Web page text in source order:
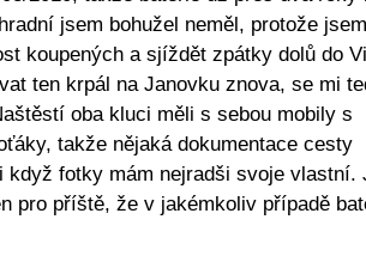
jsem bohužel neměl, protože jsem
koupených a sjíždět zpátky dolů do
ten krpál na Janovku znova, se mi
oba kluci měli s sebou mobily s
takže nějaká dokumentace cesty
když fotky mám nejradši svoje vlastní.
pro příště, že v jakémkoliv případě